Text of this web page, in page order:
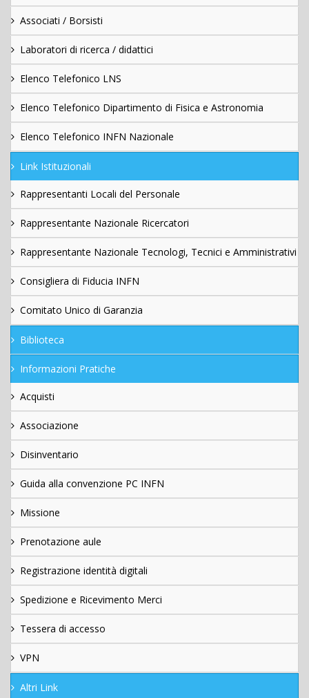
Associati / Borsisti
Laboratori di ricerca / didattici
Elenco Telefonico LNS
Elenco Telefonico Dipartimento di Fisica e Astronomia
Elenco Telefonico INFN Nazionale
Link Istituzionali
Rappresentanti Locali del Personale
Rappresentante Nazionale Ricercatori
Rappresentante Nazionale Tecnologi, Tecnici e Amministrativi
Consigliera di Fiducia INFN
Comitato Unico di Garanzia
Biblioteca
Informazioni Pratiche
Acquisti
Associazione
Disinventario
Guida alla convenzione PC INFN
Missione
Prenotazione aule
Registrazione identità digitali
Spedizione e Ricevimento Merci
Tessera di accesso
VPN
Altri Link